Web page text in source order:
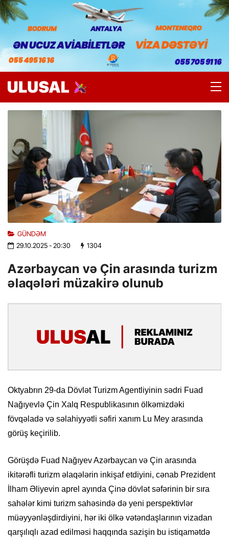
GÜNDƏM
29.10.2025- 20:30 1304
Azərbaycan və Çin arasında turizm
əlaqələri müzakirə olunub
Oktyabrın 29-da Dövlət Turizm Agentliyinin sədri Fuad
Nağıyevlə Çin Xalq Respublikasının ölkəmizdəki
fövqəladə və səlahiyyətli səfiri xanım Lu Mey arasında
görüş keçirilib.
Görüşdə Fuad Nağıyev Azərbaycan və Çin arasında
ikitərəfli turizm əlaqələrin inkişaf etdiyini, cənab Prezident
İlham Əliyevin aprel ayında Çinə dövlət səfərinin bir sıra
sahələr kimi turizm sahəsində də yeni perspektivlər
müəyyənləşdirdiyini, hər iki ölkə vətəndaşlarının vizadan
qarşılıqlı azad edilməsi haqqında sazişin bu istiqamətdə